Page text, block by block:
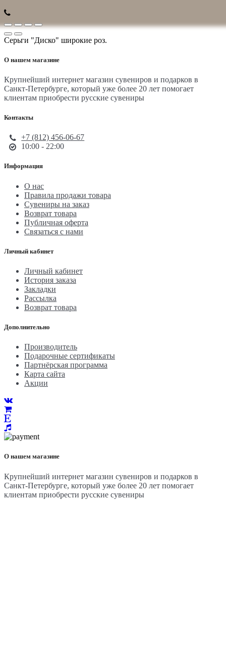
Серьги "Диско" широкие роз.
О нашем магазине
Крупнейший интернет магазин сувениров и подарков в
Санкт-Петербурге, который уже более 20 лет помогает
клиентам приобрести русские сувениры
Контакты
+7 (812) 456-06-67
10:00 - 22:00
Информация
О нас
Правила продажи товара
Сувениры на заказ
Возврат товара
Публичная оферта
Связаться с нами
Личный кабинет
Личный кабинет
История заказа
Закладки
Рассылка
Возврат товара
Дополнительно
Производитель
Подарочные сертификаты
Партнёрская программа
Карта сайта
Акции
О нашем магазине
Крупнейший интернет магазин сувениров и подарков в
Санкт-Петербурге, который уже более 20 лет помогает
клиентам приобрести русские сувениры